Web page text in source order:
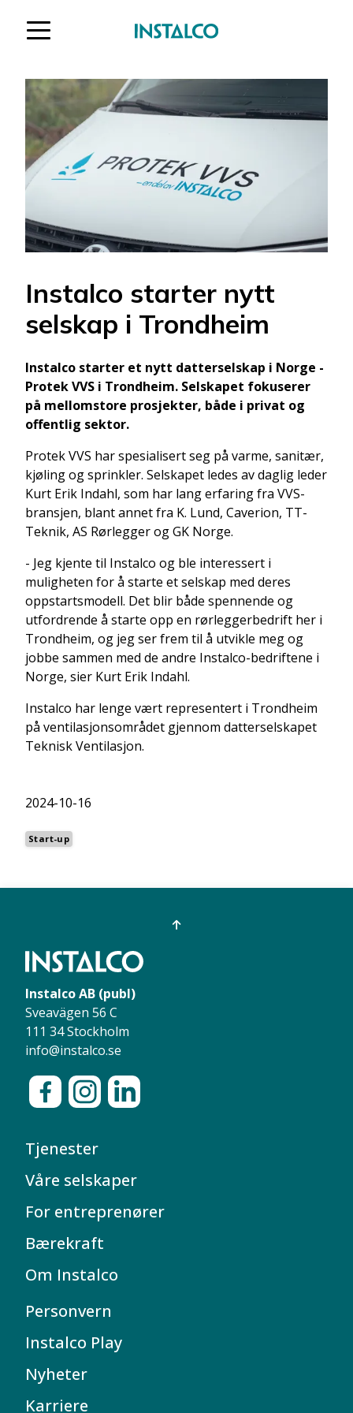
Instalco starter nytt
selskap i Trondheim
Instalco starter et nytt datterselskap i Norge -
Protek VVS i Trondheim. Selskapet fokuserer
på mellomstore prosjekter, både i privat og
offentlig sektor.
Protek VVS har spesialisert seg på varme, sanitær,
kjøling og sprinkler. Selskapet ledes av daglig leder
Kurt Erik Indahl, som har lang erfaring fra VVS-
bransjen, blant annet fra K. Lund, Caverion, TT-
Teknik, AS Rørlegger og GK Norge.
- Jeg kjente til Instalco og ble interessert i
muligheten for å starte et selskap med deres
oppstartsmodell. Det blir både spennende og
utfordrende å starte opp en rørleggerbedrift her i
Trondheim, og jeg ser frem til å utvikle meg og
jobbe sammen med de andre Instalco-bedriftene i
Norge, sier Kurt Erik Indahl.
Instalco har lenge vært representert i Trondheim
på ventilasjonsområdet gjennom datterselskapet
Teknisk Ventilasjon.
2024-10-16
Start-up
Instalco AB (publ)
Sveavägen 56 C
111 34 Stockholm
info@instalco.se
Tjenester
Våre selskaper
For entreprenører
Bærekraft
Om Instalco
Personvern
Instalco Play
Nyheter
Karriere